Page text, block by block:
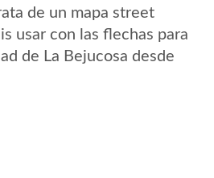
de un mapa street
usar con las flechas para
de La Bejucosa desde